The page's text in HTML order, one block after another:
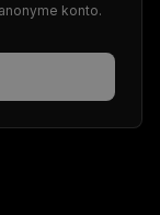
konto.